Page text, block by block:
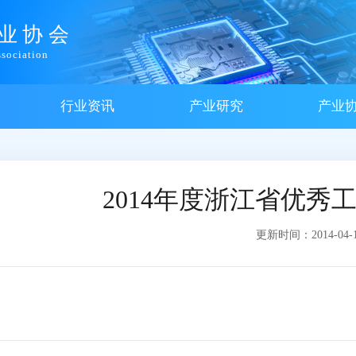
协会
行业资讯 产业研究 产业
2014年度浙江省优秀
更新时间：2014-04-